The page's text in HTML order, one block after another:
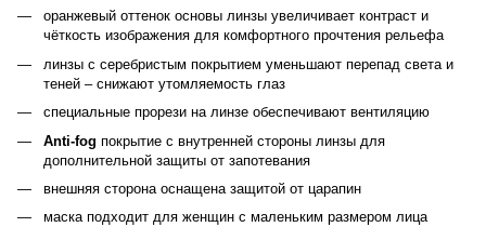
оранжевый оттенок основы линзы увеличивает контраст и
чёткость изображения для комфортного прочтения рельефа
линзы с серебристым покрытием уменьшают перепад света и
теней – снижают утомляемость глаз
специальные прорези на линзе обеспечивают вентиляцию
Anti-fog покрытие с внутренней стороны линзы для
дополнительной защиты от запотевания
внешняя сторона оснащена защитой от царапин
маска подходит для женщин с маленьким размером лица